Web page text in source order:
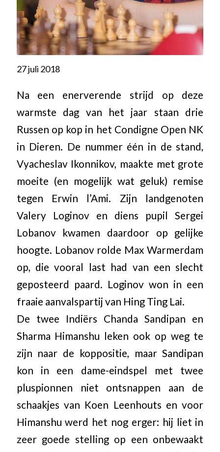
27 juli 2018
Na een enerverende strijd op deze
warmste dag van het jaar staan drie
Russen op kop in het Condigne Open NK
in Dieren. De nummer één in de stand,
Vyacheslav Ikonnikov, maakte met grote
moeite (en mogelijk wat geluk) remise
tegen Erwin l’Ami. Zijn landgenoten
Valery Loginov en diens pupil Sergei
Lobanov kwamen daardoor op gelijke
hoogte. Lobanov rolde Max Warmerdam
op, die vooral last had van een slecht
geposteerd paard. Loginov won in een
fraaie aanvalspartij van Hing Ting Lai.
De twee Indiërs Chanda Sandipan en
Sharma Himanshu leken ook op weg te
zijn naar de koppositie, maar Sandipan
kon in een dame-eindspel met twee
pluspionnen niet ontsnappen aan de
schaakjes van Koen Leenhouts en voor
Himanshu werd het nog erger: hij liet in
zeer goede stelling op een onbewaakt